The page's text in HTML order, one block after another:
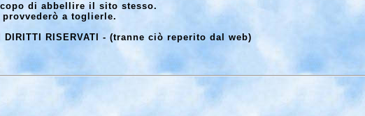
di abbellire il sito stesso.
a toglierle.
RISERVATI - (tranne ciò reperito dal web)